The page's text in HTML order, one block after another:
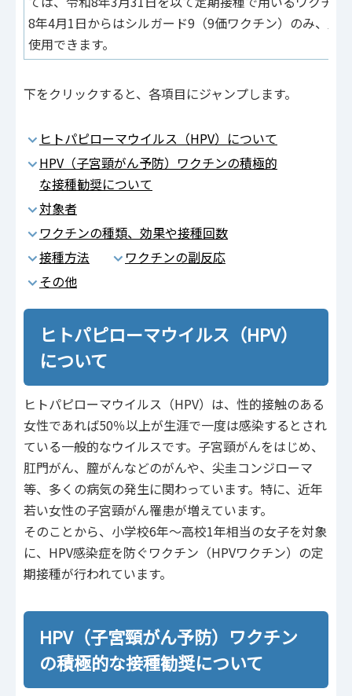
8年4月1日からはシルガード9（9価ワクチン）のみ、定
使用できます。
下をクリックすると、各項目にジャンプします。
ヒトパピローマウイルス（HPV）について
HPV（子宮頸がん予防）ワクチンの積極的
な接種勧奨について
対象者
ワクチンの種類、効果や接種回数
接種方法
ワクチンの副反応
その他
ヒトパピローマウイルス（HPV）
について
ヒトパピローマウイルス（HPV）は、性的接触のある
女性であれば50％以上が生涯で一度は感染するとされ
ている一般的なウイルスです。子宮頸がんをはじめ、
肛門がん、膣がんなどのがんや、尖圭コンジローマ
等、多くの病気の発生に関わっています。特に、近年
若い女性の子宮頸がん罹患が増えています。
そのことから、小学校6年～高校1年相当の女子を対象
に、HPV感染症を防ぐワクチン（HPVワクチン）の定
期接種が行われています。
HPV（子宮頸がん予防）ワクチン
の積極的な接種勧奨について